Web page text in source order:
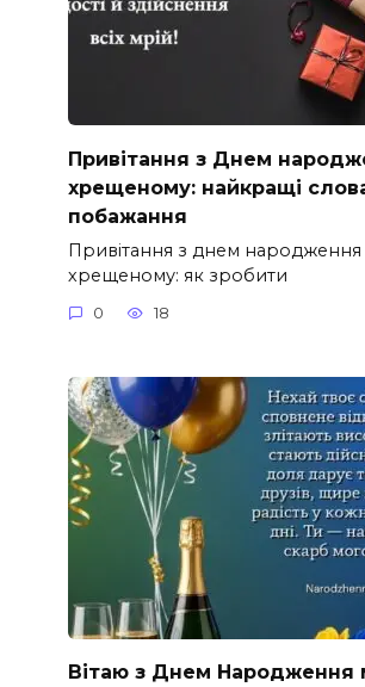
Привітання з Днем
хрещеному: найкращі
побажання
Привітання з днем народження
хрещеному: як зробити
0 18
Вітаю з Днем Народження